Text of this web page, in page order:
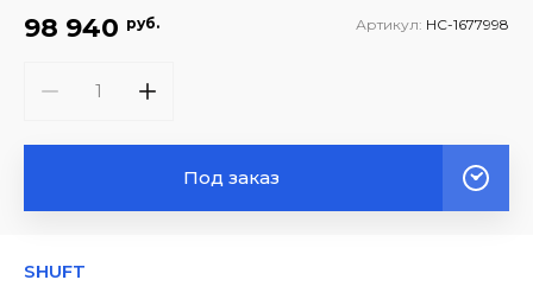
SHUFT
98 940 руб. Артикул: НС-1677998
Под заказ